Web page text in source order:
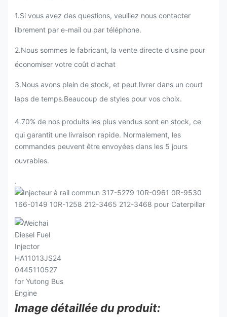
1.Si vous avez des questions, veuillez nous contacter
librement par e-mail ou par téléphone.
2.Nous sommes le fabricant, la vente directe d'usine pour
économiser votre coût d'achat
3.Nous avons plein de stock, et peut livrer dans un court
laps de temps.Beaucoup de styles pour vos choix.
4.70% de nos produits les plus vendus sont en stock, ce
qui garantit une livraison rapide. Normalement, les
commandes peuvent être envoyées dans les 5 jours
ouvrables.
.
Image détaillée du produit: